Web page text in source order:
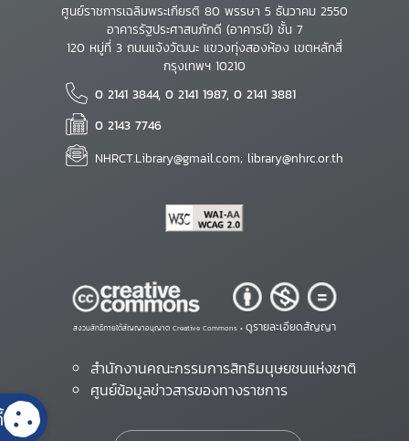
ศูนย์ราชการเฉลิมพระเกียรติ 80 พรรษา 5 ธันวาคม 2550
อาคารรัฐประศาสนภักดี (อาคารบี) ชั้น 7
120 หมู่ที่ 3 ถนนแจ้งวัฒนะ แขวงทุ่งสองห้อง เขตหลักสี่
กรุงเทพฯ 10210
0 2141 3844, 0 2141 1987, 0 2141 3881
0 2143 7746
NHRCT.Library@gmail.com; library@nhrc.or.th
สงวนสิทธิ์ภายใต้สัญญาอนุญาต Creative Commons • ดูรายละเอียดสัญญา
สำนักงานคณะกรรมการสิทธิมนุษยชนแห่งชาติ
ศูนย์ข้อมูลข่าวสารของทางราชการ